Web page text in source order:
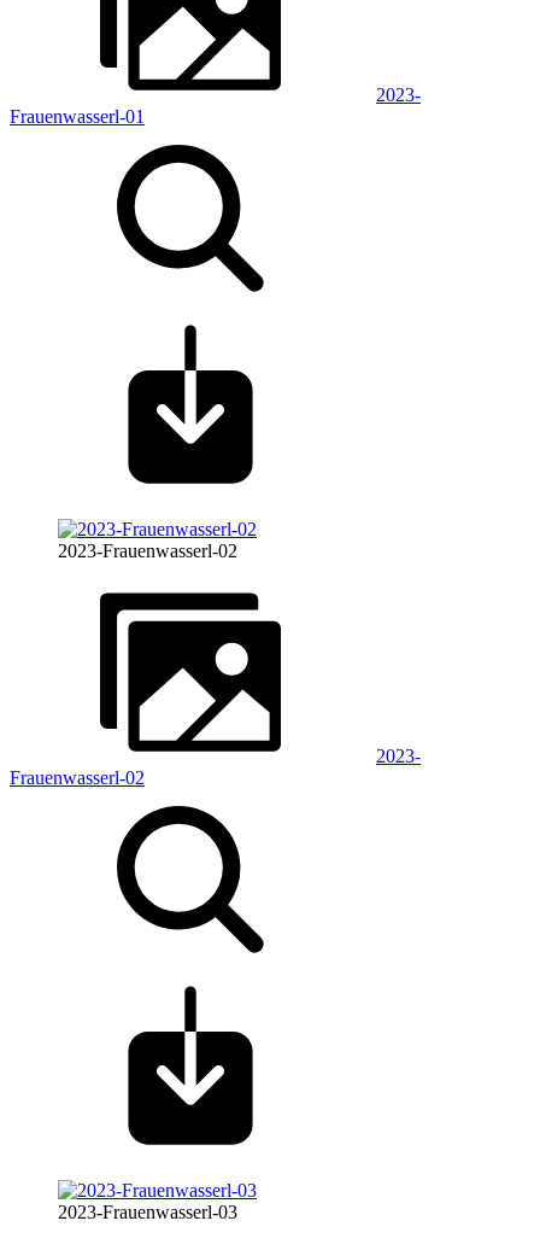
2023-
Frauenwasserl-01
2023-Frauenwasserl-02
2023-
Frauenwasserl-02
2023-Frauenwasserl-03